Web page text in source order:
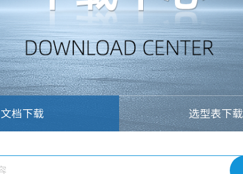
文档下载 选型表下载